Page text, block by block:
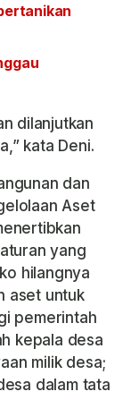
dilanjutkan
kata Deni.
dan
Aset
yang
hilangnya
aset untuk
pemerintah
kepala desa
milik desa;
dalam tata